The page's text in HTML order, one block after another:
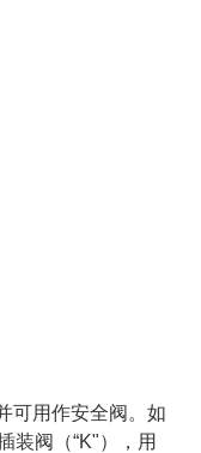
可用作安全阀。如
装阀（“K"），用